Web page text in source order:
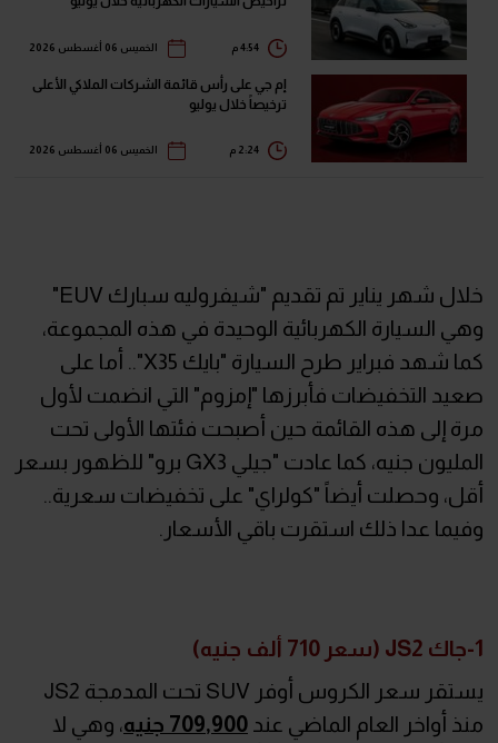
4:54 م الخميس 06 أغسطس 2026
إم جي على رأس قائمة الشركات الملاكي الأعلى
ترخيصاً خلال يوليو
2:24 م الخميس 06 أغسطس 2026
خلال شهر يناير تم تقديم "شيفروليه سبارك EUV"
وهي السيارة الكهربائية الوحيدة في هذه المجموعة،
كما شهد فبراير طرح السيارة "بايك X35".. أما على
صعيد التخفيضات فأبرزها "إمزوم" التي انضمت لأول
مرة إلى هذه القائمة حين أصبحت فئتها الأولى تحت
المليون جنيه، كما عادت "جيلي GX3 برو" للظهور بسعر
أقل، وحصلت أيضاً "كولراي" على تخفيضات سعرية..
وفيما عدا ذلك استقرت باقي الأسعار.
1-جاك JS2 (سعر 710 ألف جنيه)
يستقر سعر الكروس أوفر SUV تحت المدمجة JS2
منذ أواخر العام الماضي عند 709,900 جنيه
، وهي لا